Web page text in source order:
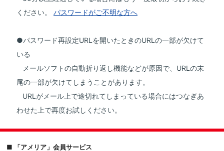
ください。 パスワードがご不明な方へ
●パスワード再設定URLを開いたときのURLの一部が欠けて
いる
メールソフトの自動折り返し機能などが原因で、URLの末
尾の一部が欠けてしまうことがあります。
URLがメール上で途切れてしまっている場合にはつなぎあ
わせた上で再度お試しください。
■ 「アメリア」会員サービス